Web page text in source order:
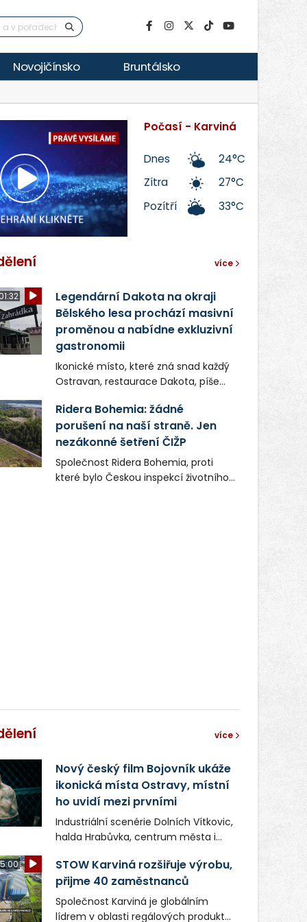
Novojičínsko Bruntálsko
Přehrát
video
Počasí - Karviná
Dnes
24°C
Zítra
27°C
Pozítří
33°C
více
Legendární Dakota na okraji
Bělského lesa prochází masivní
proměnou a nabídne exkluzivní
gastronomii
Ikonické místo, které zná snad každý
Ostravan, restaurace Dakota, píše
společnost Dang Investment Group
s.r.o. investuje do projektu přes 50
milionů korun. Cílem je přinést
Ostravě dva špičkové gastronomické
koncepty, které v regionu dosud
chyběly, luxusní středomořskou
Ridera Bohemia: žádné
porušení na naší straně. Jen
nezákonné šetření ČIŽP
Společnost Ridera Bohemia, proti
které bylo Českou inspekcí životního
více
Nový český film Bojovník ukáže
ikonická místa Ostravy, místní
ho uvidí mezi prvními
Industriální scenérie Dolních Vítkovic,
halda Hrabůvka, centrum města i
v novém filmu Bojovník, který vstoupí
do kin už 13. srpna. Režiséři Vojtěch
Frič a Tomáš Dianiška si
moravskoslezskou metropoli
STOW Karviná rozšiřuje výrobu,
přijme 40 zaměstnanců
Společnost Karviná je globálním
lídrem v oblasti regálových produktů